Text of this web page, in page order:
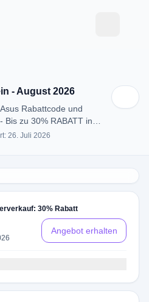
- August 2026
Rabattcode und
Bis zu 30% RABATT in
26. Juli 2026
30% Rabatt
Angebot erhalten